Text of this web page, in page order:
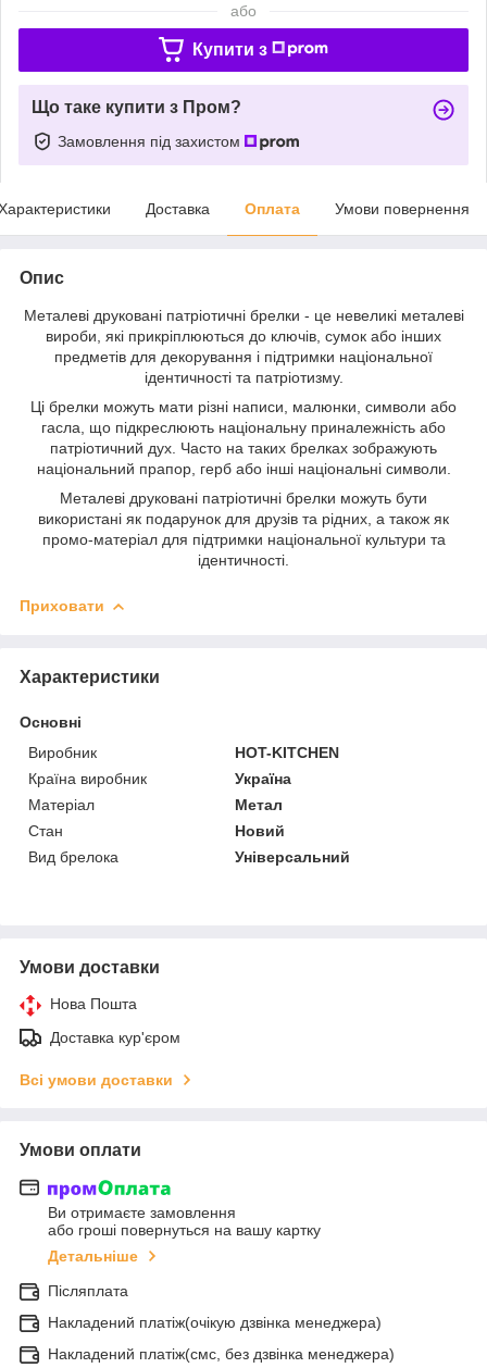
або
Купити з
Що таке купити з Пром?
Замовлення під захистом
Доставка Оплата Умови повернення
Опис
Металеві друковані патріотичні брелки - це невеликі металеві
вироби, які прикріплюються до ключів, сумок або інших
предметів для декорування і підтримки національної
ідентичності та патріотизму.
Ці брелки можуть мати різні написи, малюнки, символи або
гасла, що підкреслюють національну приналежність або
патріотичний дух. Часто на таких брелках зображують
національний прапор, герб або інші національні символи.
Металеві друковані патріотичні брелки можуть бути
використані як подарунок для друзів та рідних, а також як
промо-матеріал для підтримки національної культури та
ідентичності.
Приховати
Характеристики
Основні
Виробник
HOT-KITCHEN
Країна виробник
Україна
Матеріал
Метал
Стан
Новий
Вид брелока
Універсальний
Умови доставки
Нова Пошта
Доставка кур'єром
Всі умови доставки
Умови оплати
Ви отримаєте замовлення
або гроші повернуться на вашу картку
Детальніше
Післяплата
Накладений платіж(очікую дзвінка менеджера)
Накладений платіж(смс, без дзвінка менеджера)